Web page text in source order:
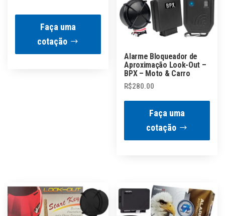
Faça uma
cotação
Alarme Bloqueador de
Aproximação Look-Out –
BPX – Moto & Carro
R$280.00
Faça uma
cotação